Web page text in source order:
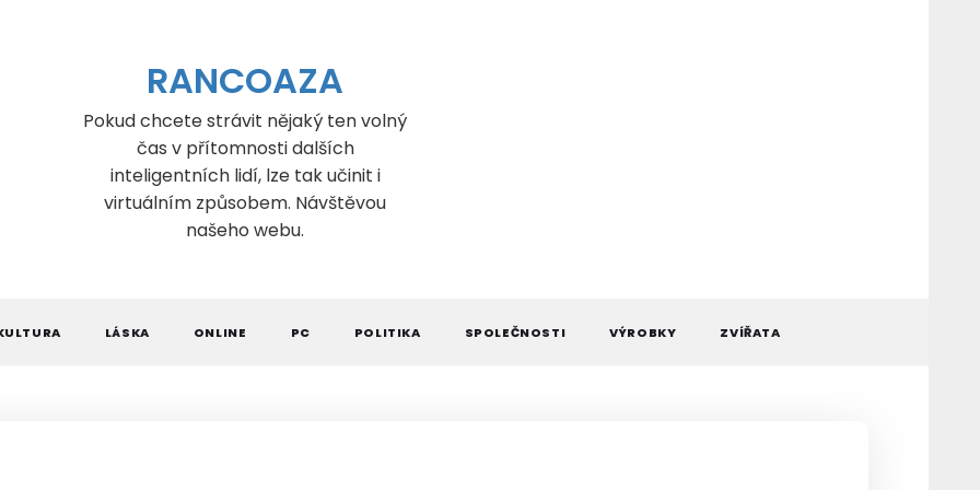
RANCOAZA
Pokud chcete strávit nějaký ten volný
čas v přítomnosti dalších
inteligentních lidí, lze tak učinit i
virtuálním způsobem. Návštěvou
našeho webu.
LÁSKA ONLINE PC POLITIKA SPOLEČNOSTI VÝROBKY ZVÍŘATA